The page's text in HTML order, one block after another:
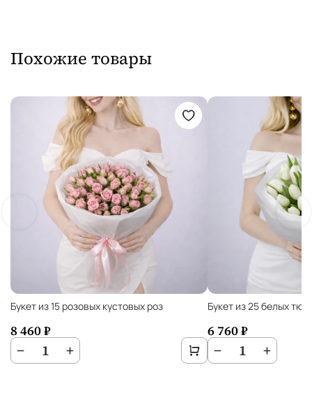
Похожие товары
Букет из 15 розовых кустовых роз
8 460 ₽
− 1 +
Букет из 25 белых
6 760 ₽
− 1 +